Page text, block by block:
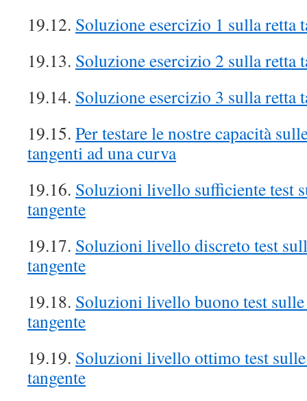
19.12. Soluzione esercizio 1 sulla retta
19.13. Soluzione esercizio 2 sulla retta
19.14. Soluzione esercizio 3 sulla retta
19.15. Per testare le nostre capacità
tangenti ad una curva
19.16. Soluzioni livello sufficiente test
tangente
19.17. Soluzioni livello discreto test
tangente
19.18. Soluzioni livello buono test
tangente
19.19. Soluzioni livello ottimo test
tangente